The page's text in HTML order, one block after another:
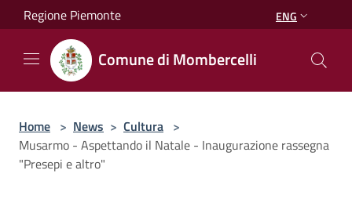
Salta al contenuto principale
Regione Piemonte ENG
Comune di Mombercelli
Home > News > Cultura >
Musarmo - Aspettando il Natale - Inaugurazione rassegna
"Presepi e altro"